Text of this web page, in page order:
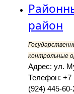
район
контрольные
Адрес: ул.
Телефон: +7
(924) 445-60-